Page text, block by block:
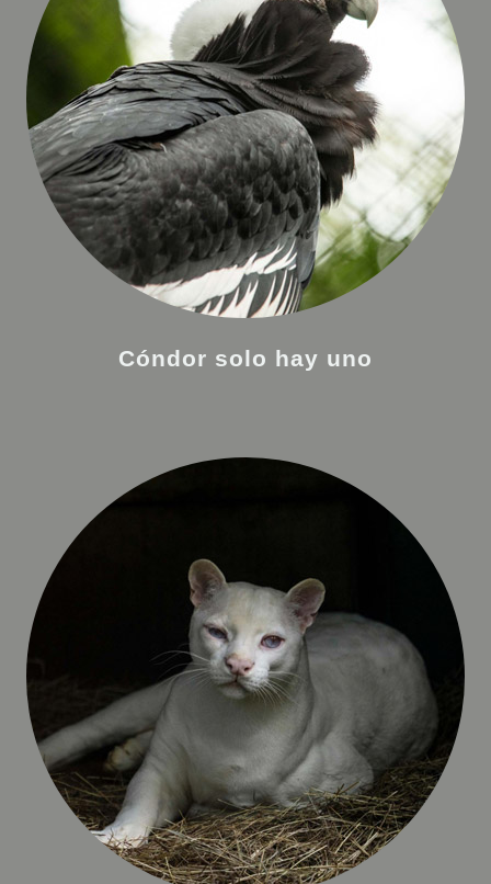
Cóndor solo hay uno